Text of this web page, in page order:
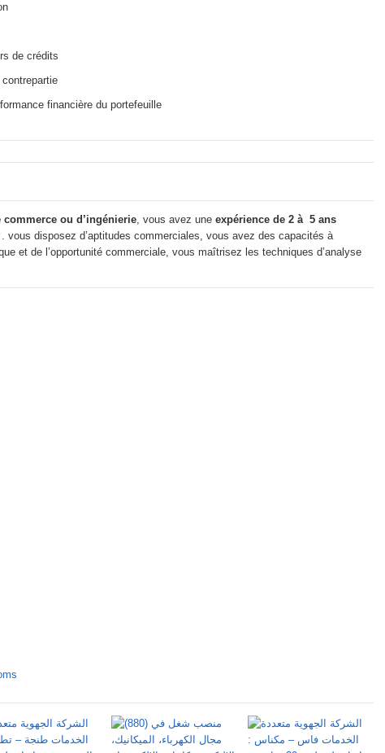
de crédits
financière du portefeuille
ou d’ingénierie, vous avez une expérience de 2 à 5 ans
vous disposez d’aptitudes commerciales, vous avez des capacités à
et de l’opportunité commerciale, vous maîtrisez les techniques d’analyse